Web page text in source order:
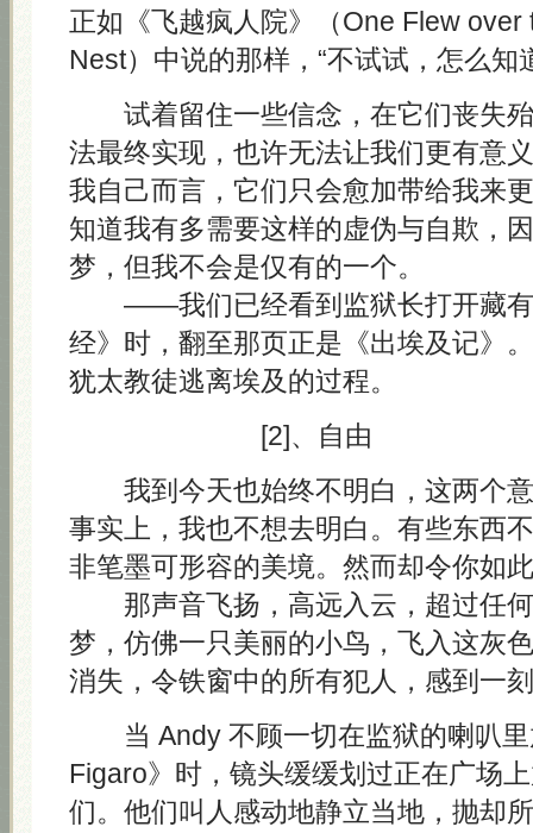
正如《飞越疯人院》（One Flew over
Nest）中说的那样，“不试试，怎么知
试着留住一些信念，在它们丧失殆
法最终实现，也许无法让我们更有
我自己而言，它们只会愈加带给我来
知道我有多需要这样的虚伪与自欺，
梦，但我不会是仅有的一个。
——我们已经看到监狱长打开藏有
经》时，翻至那页正是《出埃及记》
犹太教徒逃离埃及的过程。
[2]、自由
我到今天也始终不明白，这两个意
事实上，我也不想去明白。有些东西
非笔墨可形容的美境。然而却令你如
那声音飞扬，高远入云，超过任何
梦，仿佛一只美丽的小鸟，飞入这灰
消失，令铁窗中的所有犯人，感到一
当 Andy 不顾一切在监狱的喇叭里
Figaro》时，镜头缓缓划过正在广场
们。他们叫人感动地静立当地，抛却